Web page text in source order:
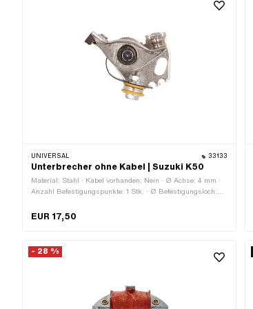
UNIVERSAL 33133
Unterbrecher ohne Kabel | Suzuki K50
Material: Stahl · Kabel vorhanden: Nein · Ø Achse: 4 mm ·
Anzahl Befestigungspunkte: 1 Stk. · Ø Befestigungsloch:
EUR 17,50
- 28 %